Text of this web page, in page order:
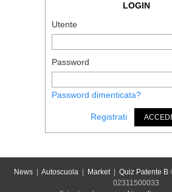
LOGIN
Utente
Password
Password dimenticata?
Registrati ACCEDI
News| Autoscuola| Market| Quiz Patente B
02311500033